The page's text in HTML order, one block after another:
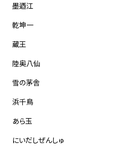
墨迺江
乾坤一
蔵王
陸奥八仙
雪の茅舎
浜千鳥
あら玉
にいだしぜんしゅ